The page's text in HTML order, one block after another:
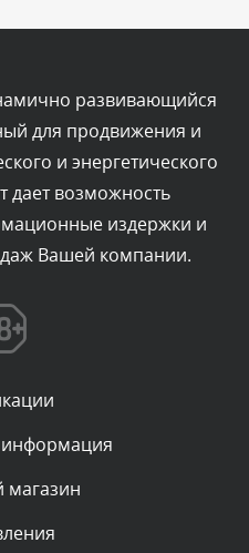
после проверки
Сегодня, в 05:57
после проверки
после проверки
развивающийся
для продвижения и
и энергетического
дает возможность
издержки и
Вашей компании.